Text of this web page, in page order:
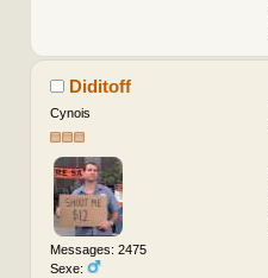
Diditoff
Cynois
Messages: 2475
Sexe: